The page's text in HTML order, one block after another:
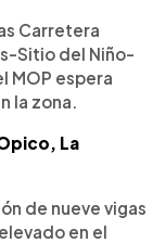
Carretera
Sitio del Niño-
MOP espera
la zona.
La
de nueve vigas
en el